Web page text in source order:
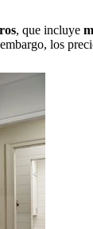
, que incluye
los